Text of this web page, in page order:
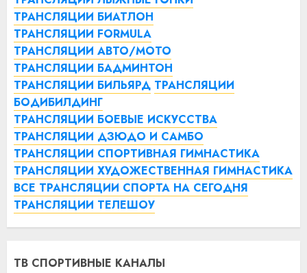
ТРАНСЛЯЦИИ БИАТЛОН
ТРАНСЛЯЦИИ FORMULA
ТРАНСЛЯЦИИ АВТО/МОТО
ТРАНСЛЯЦИИ БАДМИНТОН
ТРАНСЛЯЦИИ БИЛЬЯРД ТРАНСЛЯЦИИ
БОДИБИЛДИНГ
ТРАНСЛЯЦИИ БОЕВЫЕ ИСКУССТВА
ТРАНСЛЯЦИИ ДЗЮДО И САМБО
ТРАНСЛЯЦИИ СПОРТИВНАЯ ГИМНАСТИКА
ТРАНСЛЯЦИИ ХУДОЖЕСТВЕННАЯ ГИМНАСТИКА
ВСЕ ТРАНСЛЯЦИИ СПОРТА НА СЕГОДНЯ
ТРАНСЛЯЦИИ ТЕЛЕШОУ
ТВ СПОРТИВНЫЕ КАНАЛЫ